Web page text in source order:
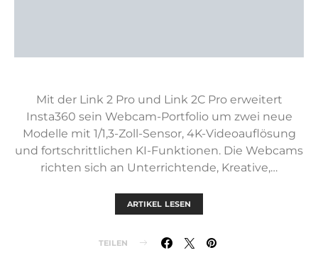
Mit der Link 2 Pro und Link 2C Pro erweitert
Insta360 sein Webcam-Portfolio um zwei neue
Modelle mit 1/1,3-Zoll-Sensor, 4K-Videoauflösung
und fortschrittlichen KI-Funktionen. Die Webcams
richten sich an Unterrichtende, Kreative,…
ARTIKEL LESEN
TEILEN